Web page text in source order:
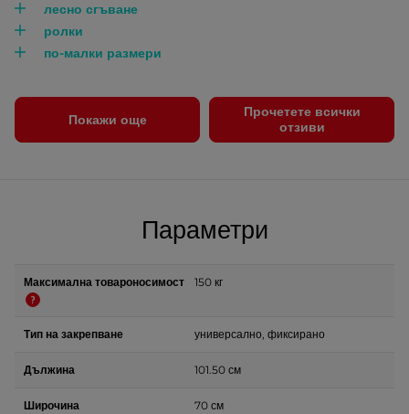
лесно сгъване
ролки
по-малки размери
Покажи още
Прочетете всички
отзиви
Параметри
Максимална товароносимост 150 кг
Тип на закрепване универсално, фиксирано
Дължина 101.50 см
Широчина 70 см